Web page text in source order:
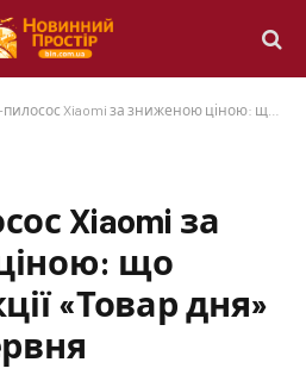
Xiaomi за зниженою ціною: що купити в акції «Товар дня» в АЛЛО 5 червня
Xiaomi за
що
«Товар дня»